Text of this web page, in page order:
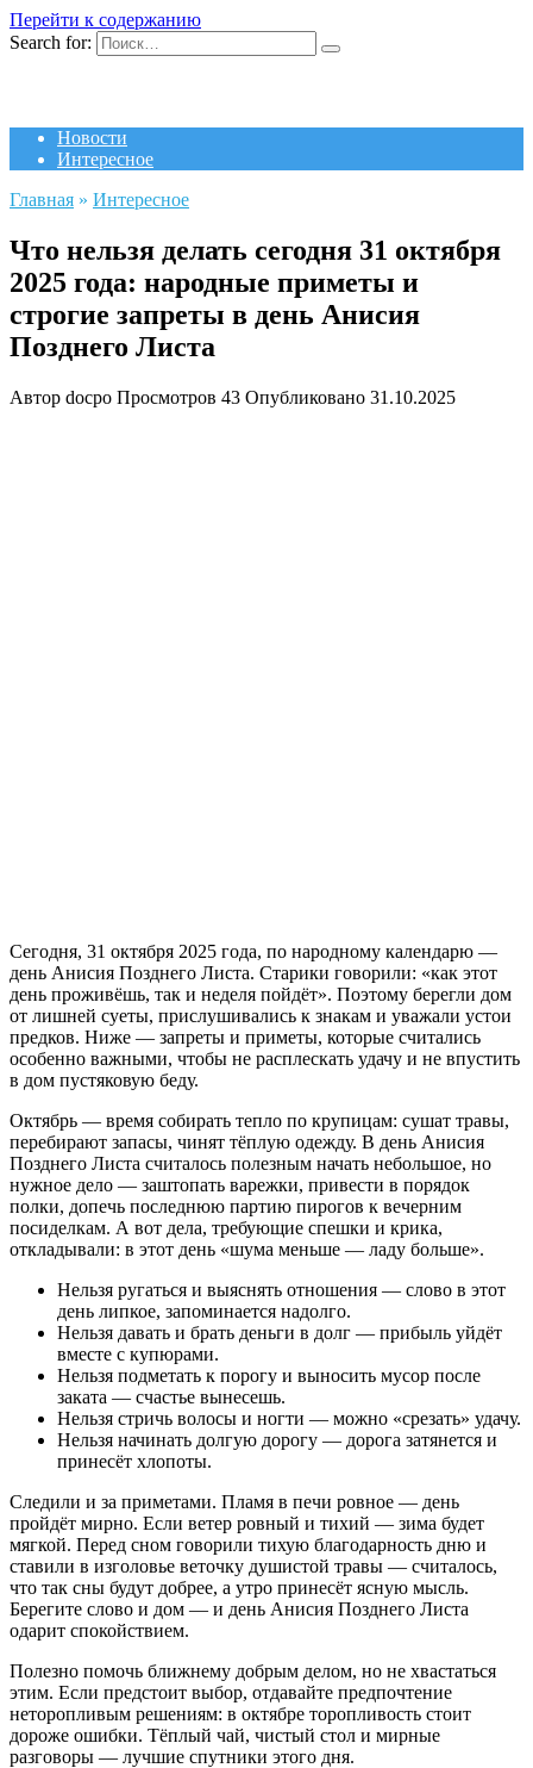
Перейти к содержанию
Search for:
Новости
Интересное
Главная » Интересное
Что нельзя делать сегодня 31 октября
2025 года: народные приметы и
строгие запреты в день Анисия
Позднего Листа
Автор docpo Просмотров 43 Опубликовано 31.10.2025
Сегодня, 31 октября 2025 года, по народному календарю —
день Анисия Позднего Листа. Старики говорили: «как этот
день проживёшь, так и неделя пойдёт». Поэтому берегли дом
от лишней суеты, прислушивались к знакам и уважали устои
предков. Ниже — запреты и приметы, которые считались
особенно важными, чтобы не расплескать удачу и не впустить
в дом пустяковую беду.
Октябрь — время собирать тепло по крупицам: сушат травы,
перебирают запасы, чинят тёплую одежду. В день Анисия
Позднего Листа считалось полезным начать небольшое, но
нужное дело — заштопать варежки, привести в порядок
полки, допечь последнюю партию пирогов к вечерним
посиделкам. А вот дела, требующие спешки и крика,
откладывали: в этот день «шума меньше — ладу больше».
Нельзя ругаться и выяснять отношения — слово в этот
день липкое, запоминается надолго.
Нельзя давать и брать деньги в долг — прибыль уйдёт
вместе с купюрами.
Нельзя подметать к порогу и выносить мусор после
заката — счастье вынесешь.
Нельзя стричь волосы и ногти — можно «срезать» удачу.
Нельзя начинать долгую дорогу — дорога затянется и
принесёт хлопоты.
Следили и за приметами. Пламя в печи ровное — день
пройдёт мирно. Если ветер ровный и тихий — зима будет
мягкой. Перед сном говорили тихую благодарность дню и
ставили в изголовье веточку душистой травы — считалось,
что так сны будут добрее, а утро принесёт ясную мысль.
Берегите слово и дом — и день Анисия Позднего Листа
одарит спокойствием.
Полезно помочь ближнему добрым делом, но не хвастаться
этим. Если предстоит выбор, отдавайте предпочтение
неторопливым решениям: в октябре торопливость стоит
дороже ошибки. Тёплый чай, чистый стол и мирные
разговоры — лучшие спутники этого дня.